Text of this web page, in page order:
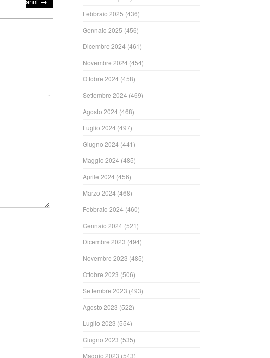
Febbraio 2025 (436)
Gennaio 2025 (456)
Dicembre 2024 (461)
Novembre 2024 (454)
Ottobre 2024 (458)
Settembre 2024 (469)
Agosto 2024 (468)
Luglio 2024 (497)
Giugno 2024 (441)
Maggio 2024 (485)
Aprile 2024 (456)
Marzo 2024 (468)
Febbraio 2024 (460)
Gennaio 2024 (521)
Dicembre 2023 (494)
Novembre 2023 (485)
Ottobre 2023 (506)
Settembre 2023 (493)
Agosto 2023 (522)
Luglio 2023 (554)
Giugno 2023 (535)
Maggio 2023 (543)